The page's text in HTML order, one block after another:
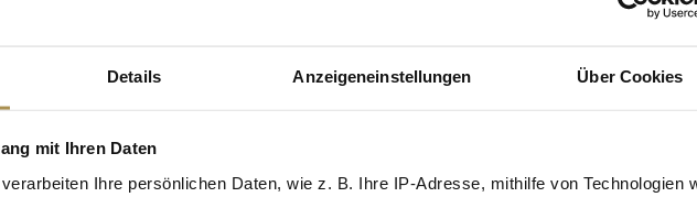
Details Anzeigeneinstellungen Über Cookies
mit Ihren Daten
verarbeiten Ihre persönlichen Daten, wie z. B. Ihre IP-Adresse, mithilfe von Technologien
Advertisement